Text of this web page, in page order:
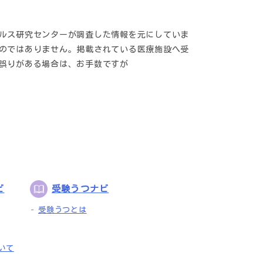
ス研究センターが調査した情報を元にしていま
ではありません。掲載されている医療施設へ受
りがある場合は、お手数ですが
て
受験うつナビ
受験うつとは